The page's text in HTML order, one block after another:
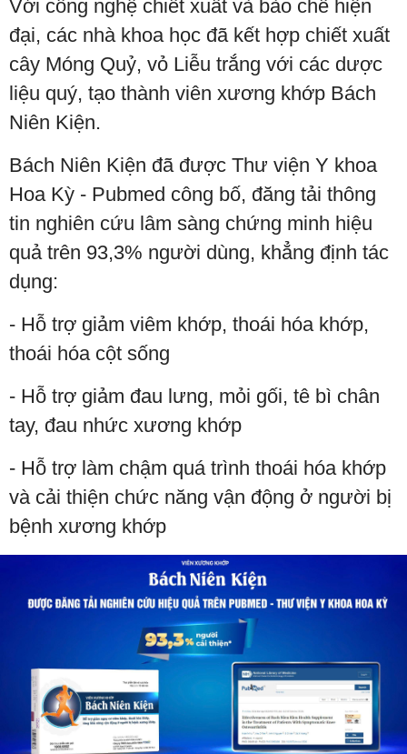
Với công nghệ chiết xuất và bào chế hiện
đại, các nhà khoa học đã kết hợp chiết xuất
cây Móng Quỷ, vỏ Liễu trắng với các dược
liệu quý, tạo thành viên xương khớp Bách
Niên Kiện.
Bách Niên Kiện đã được Thư viện Y khoa
Hoa Kỳ - Pubmed công bố, đăng tải thông
tin nghiên cứu lâm sàng chứng minh hiệu
quả trên 93,3% người dùng, khẳng định tác
dụng:
- Hỗ trợ giảm viêm khớp, thoái hóa khớp,
thoái hóa cột sống
- Hỗ trợ giảm đau lưng, mỏi gối, tê bì chân
tay, đau nhức xương khớp
- Hỗ trợ làm chậm quá trình thoái hóa khớp
và cải thiện chức năng vận động ở người bị
bệnh xương khớp